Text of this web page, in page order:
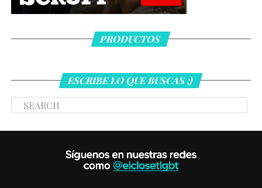
PRODUCTOS
ESCRIBE LO QUE BUSCAS ;)